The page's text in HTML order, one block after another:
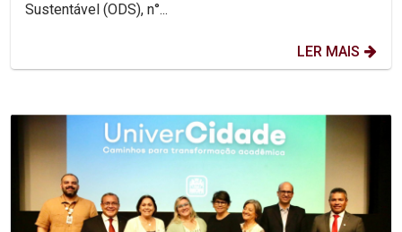
Sustentável (ODS), n°...
LER MAIS